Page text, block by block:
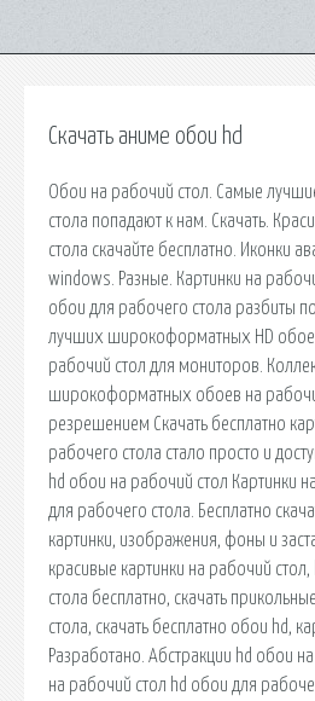
Скачать аниме обои hd
Обои на рабочий стол. Самые
стола попадают к нам. Скачать.
стола скачайте бесплатно. Иконки
windows. Разные. Картинки на
обои для рабочего стола разбиты
лучших широкоформатных HD
рабочий стол для мониторов.
широкоформатных обоев на
резрешением Скачать бесплатно
рабочего стола стало просто и
hd обои на рабочий стол Картинки
для рабочего стола. Бесплатно
картинки, изображения, фоны и
красивые картинки на рабочий
стола бесплатно, скачать
стола, скачать бесплатно обои hd,
Разработано. Абстракции hd обои
на рабочий стол hd обои для